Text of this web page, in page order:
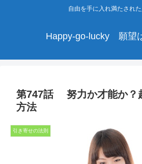
自由を手に入れ満たされ
Happy-go-lucky 願望
第747話 努力か才能か？
方法
引き寄せの法則